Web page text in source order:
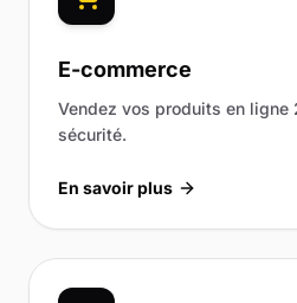
E-commerce
Vendez vos produits en ligne
sécurité.
En savoir plus